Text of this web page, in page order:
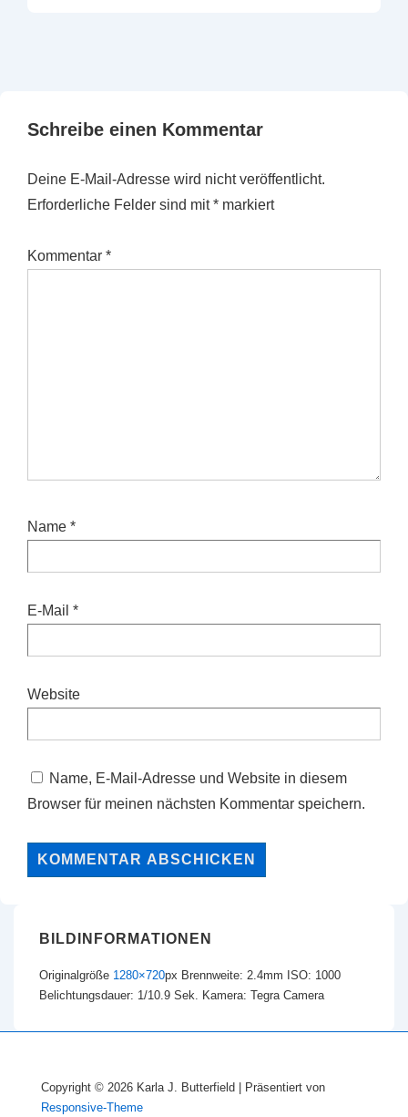
Schreibe einen Kommentar
Deine E-Mail-Adresse wird nicht veröffentlicht.
Erforderliche Felder sind mit* markiert
Kommentar *
Name *
E-Mail *
Website
Name, E-Mail-Adresse und Website in diesem
Browser für meinen nächsten Kommentar speichern.
BILDINFORMATIONEN
Originalgröße 1280×720px Brennweite: 2.4mm ISO: 1000
Belichtungsdauer: 1/10.9 Sek. Kamera: Tegra Camera
Copyright © 2026 Karla J. Butterfield | Präsentiert von
Responsive-Theme